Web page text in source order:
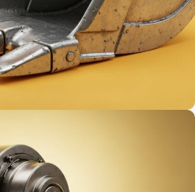
Motor D
0 00